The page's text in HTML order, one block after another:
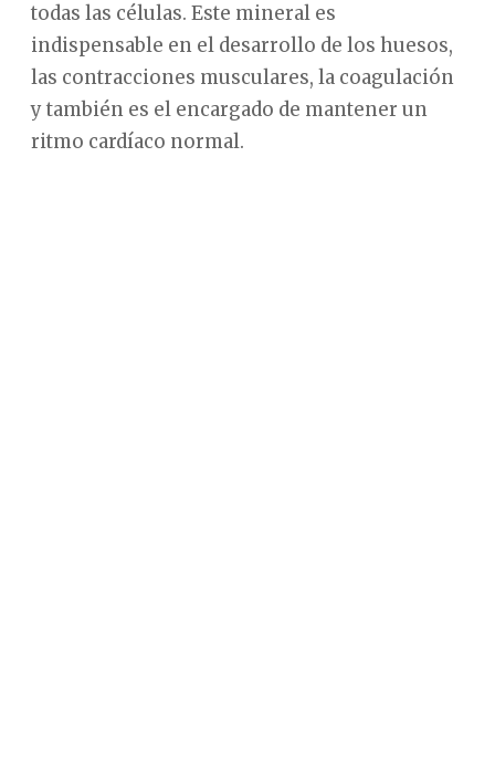
todas las células. Este mineral es
indispensable en el desarrollo de los huesos,
las contracciones musculares, la coagulación
y también es el encargado de mantener un
ritmo cardíaco normal.